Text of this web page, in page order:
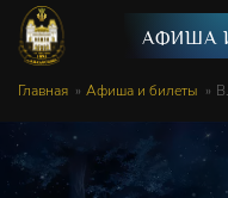
АФИША
Главная Афиша и билеты